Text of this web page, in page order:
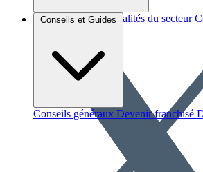
Brèves et actus Actualités du secteur
Conseils et Guides
Conseils généraux Devenir franchisé